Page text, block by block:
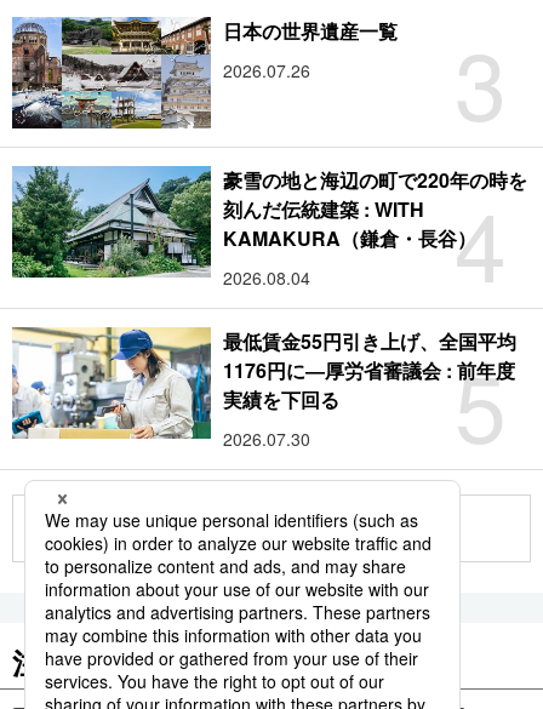
3
日本の世界遺産一覧
2026.07.26
4
豪雪の地と海辺の町で220年の時を
刻んだ伝統建築 : WITH
KAMAKURA（鎌倉・長谷）
2026.08.04
5
最低賃金55円引き上げ、全国平均
1176円に―厚労省審議会 : 前年度
実績を下回る
2026.07.30
もっと見る
注目のキーワード